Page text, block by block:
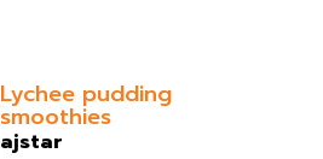
Lychee pudding
smoothies
ajstar